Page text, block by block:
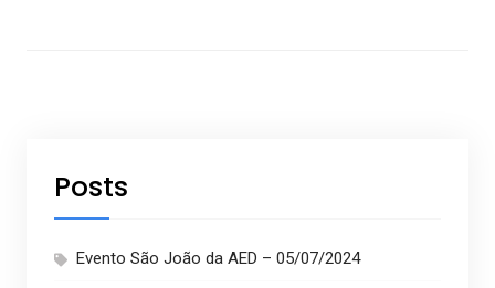
Posts
Evento São João da AED – 05/07/2024